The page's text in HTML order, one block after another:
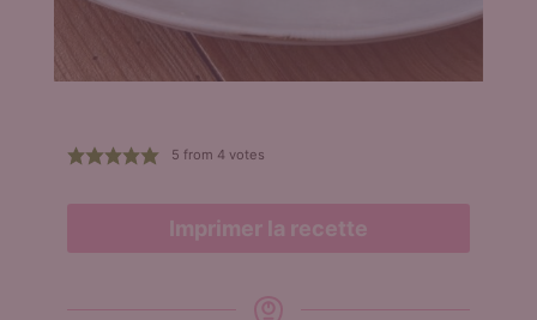
5 from 4 votes
Imprimer la recette